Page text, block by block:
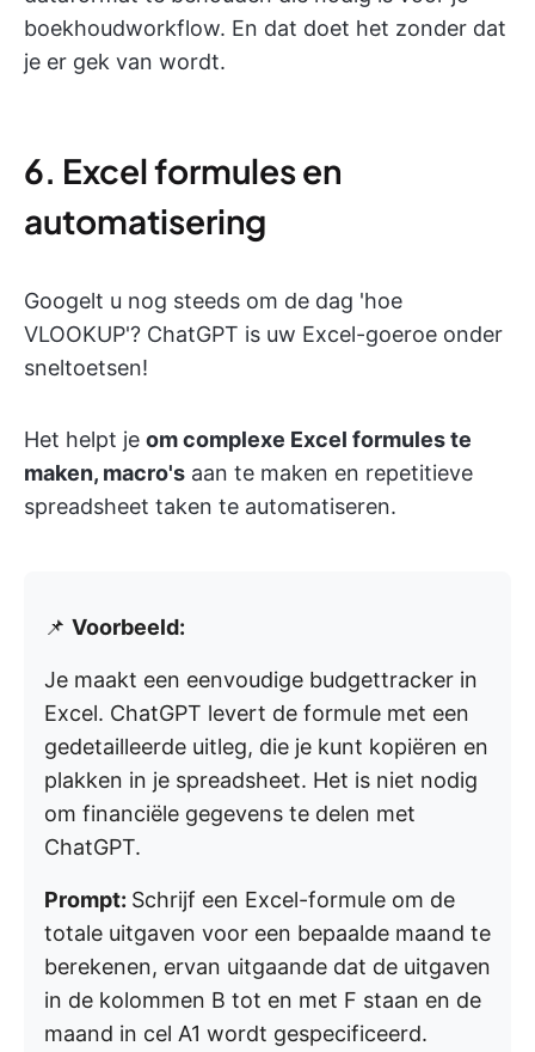
boekhoudworkflow. En dat doet het zonder dat
je er gek van wordt.
6. Excel formules en
automatisering
Googelt u nog steeds om de dag 'hoe
VLOOKUP'? ChatGPT is uw Excel-goeroe onder
sneltoetsen!
Het helpt je om complexe Excel formules te
maken, macro's aan te maken en repetitieve
spreadsheet taken te automatiseren.
📌 Voorbeeld:
Je maakt een eenvoudige budgettracker in
Excel. ChatGPT levert de formule met een
gedetailleerde uitleg, die je kunt kopiëren en
plakken in je spreadsheet. Het is niet nodig
om financiële gegevens te delen met
ChatGPT.
Prompt: Schrijf een Excel-formule om de
totale uitgaven voor een bepaalde maand te
berekenen, ervan uitgaande dat de uitgaven
in de kolommen B tot en met F staan en de
maand in cel A1 wordt gespecificeerd.